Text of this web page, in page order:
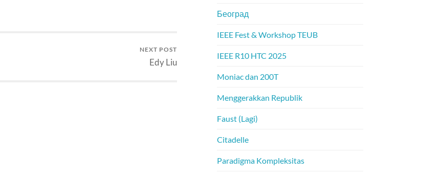
NEXT POST
Edy Liu
Београд
IEEE Fest & Workshop TEUB
IEEE R10 HTC 2025
Moniac dan 200T
Menggerakkan Republik
Faust (Lagi)
Citadelle
Paradigma Kompleksitas